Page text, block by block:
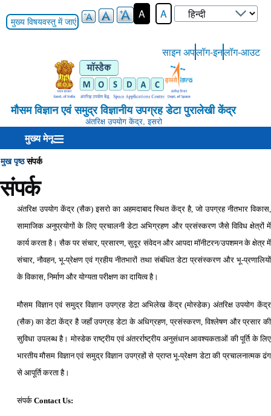
मुख्य विषयवस्तु में जाएं
A A
Select
your
User-
Login-
Menu
साइन अपलॉग-इनलॉग-आउट
मौसम विज्ञान एवं समुद्र विज्ञानीय उपग्रह डेटा पुरालेखी केंद्र
अंतरिक्ष उपयोग केंद्र, इसरो
मुख्य मेनू
Breadcrumb
मुख पृष्ठ संपर्क
संपर्क
अंतरिक्ष उपयोग केंद्र (सैक) इसरो का अहमदाबाद स्थित केंद्र है, जो उपग्रह नीतभार विकास,
सामाजिक अनुप्रयोगों के लिए प्रचालनी डेटा अभिग्रहण और प्रसंस्करण जैसे विविध क्षेत्रों में
कार्य करता है। सैक पर संचार, प्रसारण, सुदूर संवेदन और आपदा मॉनीटरन/उपशमन के क्षेत्र में
संचार, नौवहन, भू-प्रेक्षण एवं ग्रहीय नीतभारों तथा संबंधित डेटा प्रसंस्करण और भू-प्रणालियों
के विकास, निर्माण और योग्यता परीक्षण का दायित्व है।
मौसम विज्ञान एवं समुद्र विज्ञान उपग्रह डेटा अभिलेख केंद्र (मोस्डेक) अंतरिक्ष उपयोग केंद्र
(सैक) का डेटा केंद्र है जहाँ उपग्रह डेटा के अधिग्रहण, प्रसंस्करण, विश्लेषण और प्रसार की
सुविधा उपलब्ध है। मोस्डेक राष्ट्रीय एवं अंतरर्राष्ट्रीय अनुसंधान आवश्यकताओं की पूर्ति के लिए
भारतीय मौसम विज्ञान एवं समुद्र विज्ञान उपग्रहों से प्राप्त भू-प्रेक्षण डेटा की प्रचालनात्मक ढंग
से आपूर्ति करता है।
संपर्क Contact Us: